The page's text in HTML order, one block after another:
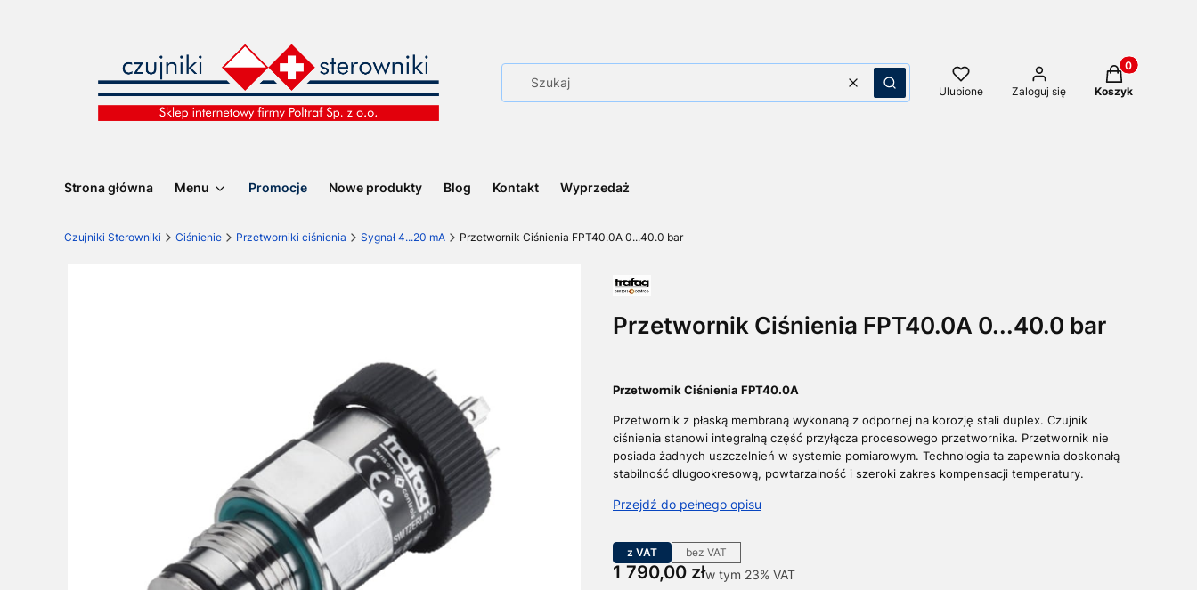
WyczyśćSzukaj Ulubione Zaloguj się
Produkty w
Koszyk
Strona główna Menu Promocje Nowe produkty Blog Kontakt Wyprzedaż
Czujniki Sterowniki Ciśnienie Przetworniki ciśnienia Sygnał 4...20 mA Przetwornik Ciśnienia FPT40.0A 0...40.0 bar
Przetwornik Ciśnienia FPT40.0A 0...40.0 bar
Przetwornik Ciśnienia FPT40.0A
Przetwornik z płaską membraną wykonaną z odpornej na korozję stali duplex. Czujnik
ciśnienia stanowi integralną część przyłącza procesowego przetwornika. Przetwornik nie
posiada żadnych uszczelnień w systemie pomiarowym. Technologia ta zapewnia doskonałą
stabilność długookresową, powtarzalność i szeroki zakres kompensacji temperatury.
Przejdź do pełnego opisu
z VAT bez VAT
Cena
1 790,00 złw tym 23% VAT
w tym 23% VAT